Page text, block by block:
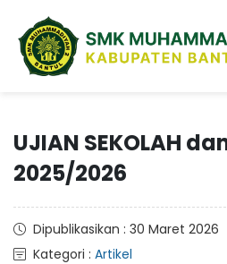
UJIAN SEKOLAH
2025/2026
Dipublikasikan : 30 Maret 2026
Kategori : Artikel